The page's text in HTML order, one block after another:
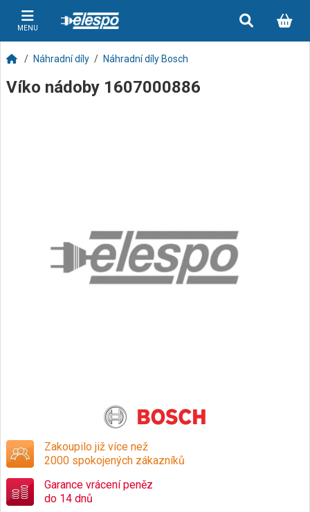
MENU
Náhradní díly Náhradní díly Bosch
Víko nádoby 1607000886
Zakoupilo již více než
2000 spokojených zákazníků
Garance vrácení peněz
do 14 dnů